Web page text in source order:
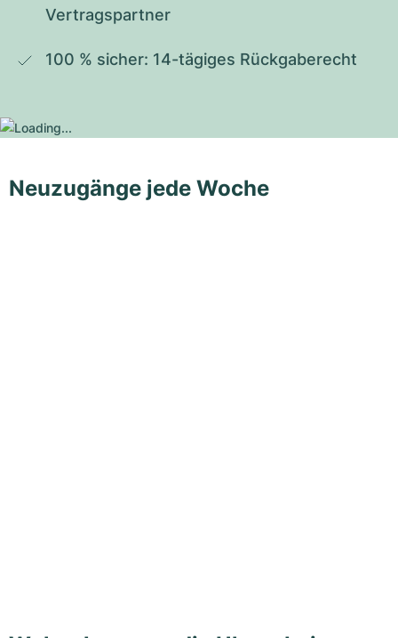
Vertragspartner
100 % sicher: 14-tägiges Rückgaberecht
Neuzugänge jede Woche